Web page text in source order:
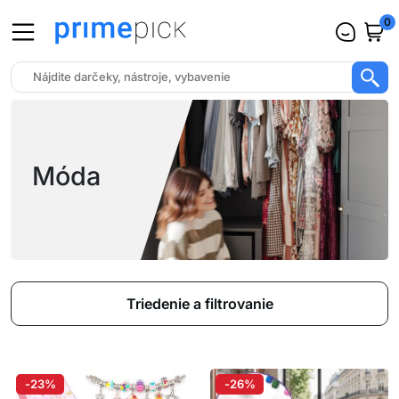
0
Móda
Triedenie a filtrovanie
-23% -26%